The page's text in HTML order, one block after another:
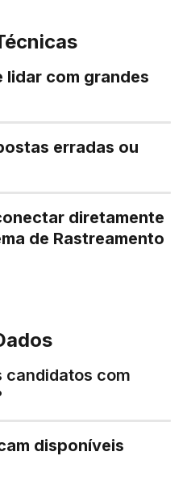
lidar com grandes
erradas ou
diretamente
de Rastreamento
candidatos com
disponíveis